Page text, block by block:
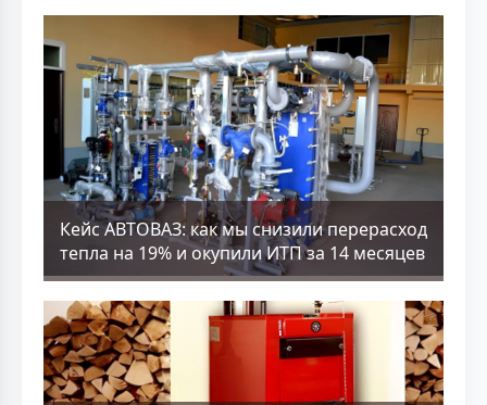
Кейс АВТОВАЗ: как мы снизили перерасход
тепла на 19% и окупили ИТП за 14 месяцев